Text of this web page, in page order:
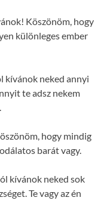
Köszönöm, hogy
különleges ember
kívánok neked annyi
te adsz nekem
hogy mindig
barát vagy.
kívánok neked sok
Te vagy az én